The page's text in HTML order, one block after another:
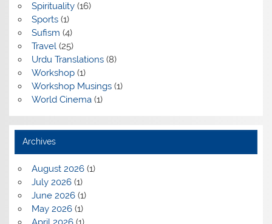
Spirituality(16)
Sports(1)
Sufism (4)
Travel(25)
Urdu Translations(8)
Workshop(1)
Workshop Musings(1)
World Cinema(1)
Archives
August 2026(1)
July 2026(1)
June 2026(1)
May 2026(1)